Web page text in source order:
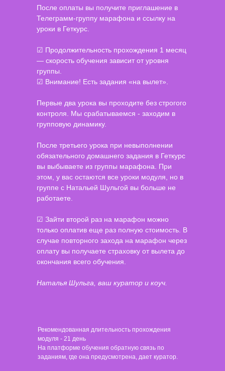
После оплаты вы получите приглашение в
Телеграмм-группу марафона и ссылку на
уроки в Геткурс.
☑ Продолжительность прохождения 1 месяц
— скорость обучения зависит от уровня
группы.
☑ Внимание! Есть задания «на вылет».
Первые два урока вы проходите без строгого
контроля. Мы срабатываемся - заходим в
групповую динамику.
После третьего урока при невыполнении
обязательного домашнего задания в Геткурс
вы выбываете из группы марафона. При
этом, у вас остаются все уроки модуля, но в
группе с Натальей Шульгой вы больше не
работаете.
☑ Зайти второй раз на марафон можно
только оплатив еще раз полную стоимость. В
случае повторного захода на марафон через
оплату вы получаете страховку от вылета до
окончания всего обучения.
Наталья Шульга, ваш куратор и коуч.
Рекомендованная длительность прохождения
модуля - 21 день
На платформе обучения обратную связь по
заданиям, где она предусмотрена, дает куратор.